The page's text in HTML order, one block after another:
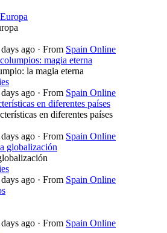
ago · From Spain Online
magia eterna
la magia eterna
ago · From Spain Online
en diferentes países
en diferentes países
ago · From Spain Online
globalización
ago · From Spain Online
ago · From Spain Online